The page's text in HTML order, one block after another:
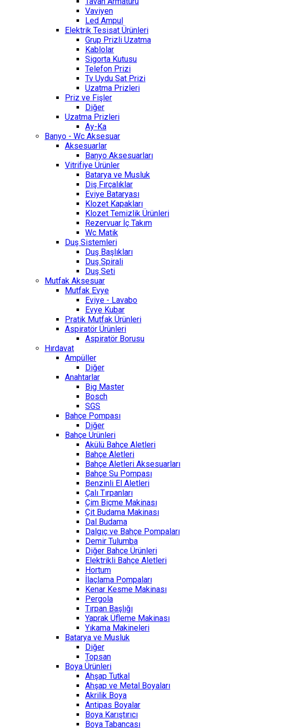
Vaviyen
Led Ampul
Elektrik Tesisat Ürünleri
Grup Prizli Uzatma
Kablolar
Sigorta Kutusu
Telefon Prizi
Tv Uydu Sat Prizi
Uzatma Prizleri
Priz ve Fişler
Diğer
Uzatma Prizleri
Ay-Ka
Banyo - Wc Aksesuar
Aksesuarlar
Banyo Aksesuarları
Vitrifiye Ürünler
Batarya ve Musluk
Diş Fırçalıklar
Eviye Bataryası
Klozet Kapakları
Klozet Temizlik Ürünleri
Rezervuar İç Takım
Wc Matik
Duş Sistemleri
Duş Başlıkları
Duş Spirali
Duş Seti
Mutfak Aksesuar
Mutfak Evye
Eviye - Lavabo
Evye Kubar
Pratik Mutfak Ürünleri
Aspiratör Ürünleri
Aspiratör Borusu
Hırdavat
Ampüller
Diğer
Anahtarlar
Big Master
Bosch
SGS
Bahçe Pompası
Diğer
Bahçe Ürünleri
Akülü Bahçe Aletleri
Bahçe Aletleri
Bahçe Aletleri Aksesuarları
Bahçe Su Pompası
Benzinli El Aletleri
Çalı Tırpanları
Çim Biçme Makinası
Çit Budama Makinası
Dal Budama
Dalgıç ve Bahçe Pompaları
Demir Tulumba
Diğer Bahçe Ürünleri
Elektrikli Bahçe Aletleri
Hortum
İlaçlama Pompaları
Kenar Kesme Makinası
Pergola
Tırpan Başlığı
Yaprak Üfleme Makinası
Yıkama Makineleri
Batarya ve Musluk
Diğer
Topsan
Boya Ürünleri
Ahşap Tutkal
Ahşap ve Metal Boyaları
Akrilik Boya
Antipas Boyalar
Boya Karıştırıcı
Boya Tabancası